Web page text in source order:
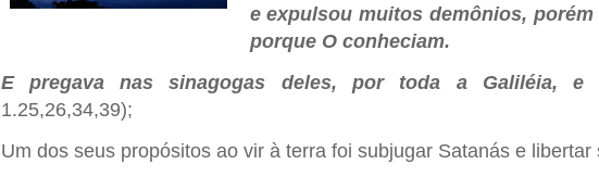
e expulsou muitos demônios,
porque O conheciam.
E pregava nas sinagogas deles, por toda a Galiléia, e
1.25,26,34,39);
Um dos seus propósitos ao vir à terra foi subjugar Satanás e libertar